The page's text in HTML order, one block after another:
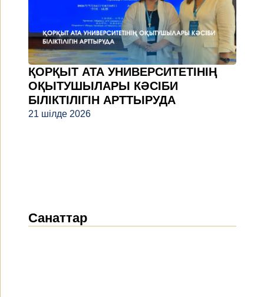
ҚОРҚЫТ АТА УНИВЕРСИТЕТІНІҢ
ОҚЫТУШЫЛАРЫ КӘСІБИ
БІЛІКТІЛІГІН АРТТЫРУДА
21 шілде 2026
Санаттар